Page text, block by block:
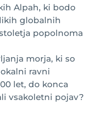
Alpah, ki bodo
globalnih
popolnoma
morja, ki so
ravni
let, do konca
vsakoletni pojav?